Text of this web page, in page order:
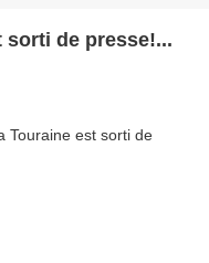
sorti de presse!...